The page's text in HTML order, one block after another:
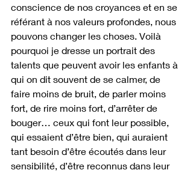
conscience de nos croyances et en se
référant à nos valeurs profondes, nous
pouvons changer les choses. Voilà
pourquoi je dresse un portrait des
talents que peuvent avoir les enfants à
qui on dit souvent de se calmer, de
faire moins de bruit, de parler moins
fort, de rire moins fort, d’arrêter de
bouger… ceux qui font leur possible,
qui essaient d’être bien, qui auraient
tant besoin d’être écoutés dans leur
sensibilité, d’être reconnus dans leur